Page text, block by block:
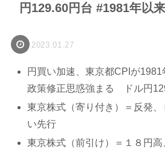
円129.60円台 #1981年以来
2023.01.27
円買い加速、東京都CPIが
政策修正思惑強まる ドル円
東京株式（寄り付き）＝反発
い先行
東京株式（前引け）＝１８円